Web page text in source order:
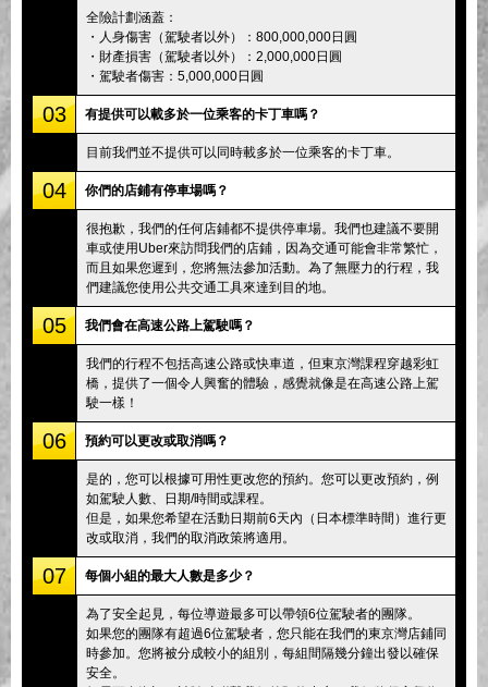
全險計劃涵蓋：
・人身傷害（駕駛者以外）：800,000,000日圓
・財產損害（駕駛者以外）：2,000,000日圓
・駕駛者傷害：5,000,000日圓
03 有提供可以載多於一位乘客的卡丁車嗎？
目前我們並不提供可以同時載多於一位乘客的卡丁車。
04 你們的店鋪有停車場嗎？
很抱歉，我們的任何店鋪都不提供停車場。我們也建議不要開
車或使用Uber來訪問我們的店鋪，因為交通可能會非常繁忙，
而且如果您遲到，您將無法參加活動。為了無壓力的行程，我
們建議您使用公共交通工具來達到目的地。
05 我們會在高速公路上駕駛嗎？
我們的行程不包括高速公路或快車道，但東京灣課程穿越彩虹
橋，提供了一個令人興奮的體驗，感覺就像是在高速公路上駕
駛一樣！
06 預約可以更改或取消嗎？
是的，您可以根據可用性更改您的預約。您可以更改預約，例
如駕駛人數、日期/時間或課程。
但是，如果您希望在活動日期前6天內（日本標準時間）進行更
改或取消，我們的取消政策將適用。
07 每個小組的最大人數是多少？
為了安全起見，每位導遊最多可以帶領6位駕駛者的團隊。
如果您的團隊有超過6位駕駛者，您只能在我們的東京灣店鋪同
時參加。您將被分成較小的組別，每組間隔幾分鐘出發以確保
安全。